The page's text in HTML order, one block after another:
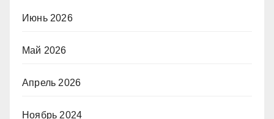
Июнь 2026
Май 2026
Апрель 2026
Ноябрь 2024